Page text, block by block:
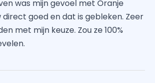
was mijn gevoel met Oranje
direct goed en dat is gebleken. Zeer
met mijn keuze. Zou ze 100%